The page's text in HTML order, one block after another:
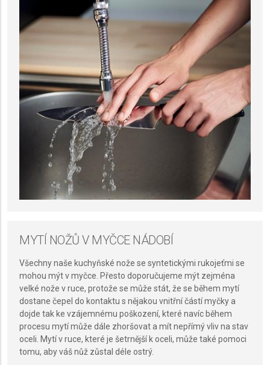
MYTÍ NOŽŮ V MYČCE NÁDOBÍ
Všechny naše kuchyňské nože se syntetickými rukojeťmi se
mohou mýt v myčce. Přesto doporučujeme mýt zejména
velké nože v ruce, protože se může stát, že se během mytí
dostane čepel do kontaktu s nějakou vnitřní částí myčky a
dojde tak ke vzájemnému poškození, které navíc během
procesu mytí může dále zhoršovat a mít nepřímý vliv na stav
oceli. Mytí v ruce, které je šetrnější k oceli, může také pomoci
tomu, aby váš nůž zůstal déle ostrý.